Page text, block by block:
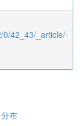
0/42_43/_article/-
分布